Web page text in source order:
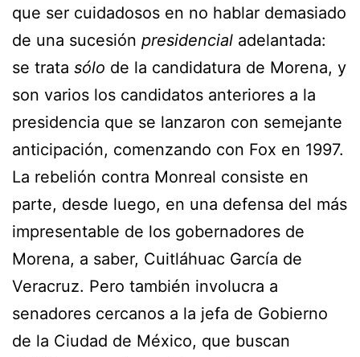
que ser cuidadosos en no hablar demasiado
de una sucesión presidencial adelantada:
se trata sólo de la candidatura de Morena, y
son varios los candidatos anteriores a la
presidencia que se lanzaron con semejante
anticipación, comenzando con Fox en 1997.
La rebelión contra Monreal consiste en
parte, desde luego, en una defensa del más
impresentable de los gobernadores de
Morena, a saber, Cuitláhuac García de
Veracruz. Pero también involucra a
senadores cercanos a la jefa de Gobierno
de la Ciudad de México, que buscan